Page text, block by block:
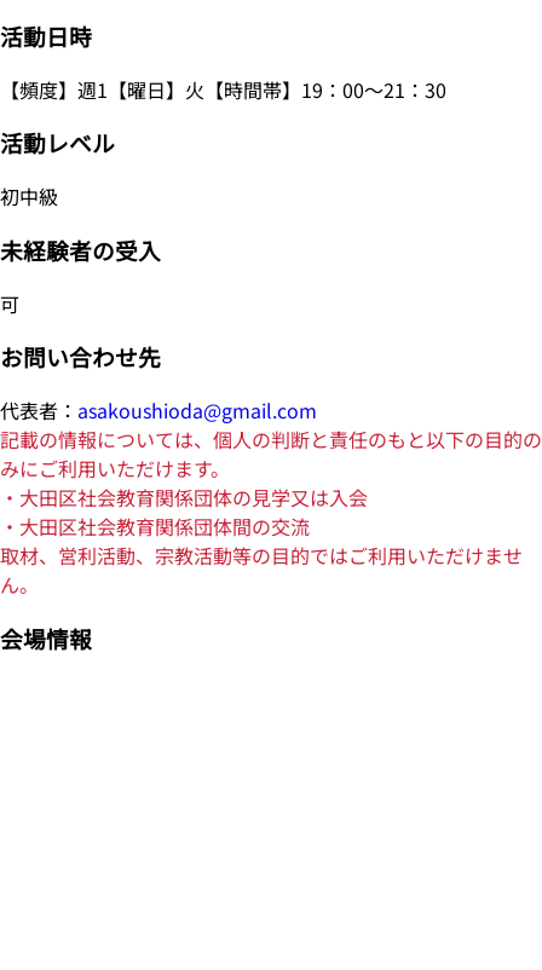
活動日時
【頻度】週1【曜日】火【時間帯】19：00～21：30
活動レベル
初中級
未経験者の受入
可
お問い合わせ先
代表者： asakoushioda@gmail.com
記載の情報については、個人の判断と責任のもと以下の目的の
みにご利用いただけます。
・大田区社会教育関係団体の見学又は入会
・大田区社会教育関係団体間の交流
取材、営利活動、宗教活動等の目的ではご利用いただけませ
ん。
会場情報